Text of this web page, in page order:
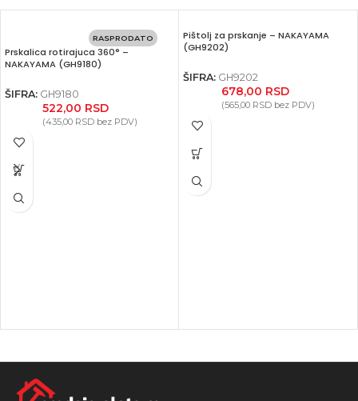
RASPRODATO
Prskalica rotirajuca 360° –
NAKAYAMA (GH9180)
ŠIFRA: GH9180
522,00 RSD
(435,00 RSDbez PDV)
Pištolj za prskanje – NAKAYAMA
(GH9202)
ŠIFRA: GH9202
678,00 RSD
(565,00 RSDbez PDV)